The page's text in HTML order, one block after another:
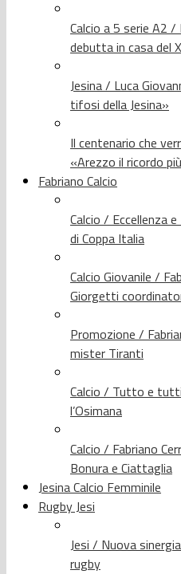
Calcio a 5 serie A2
debutta in casa del
Jesina / Luca
tifosi della Jesina»
Il centenario che
«Arezzo il ricordo
Fabriano Calcio
Calcio / Eccellenza
di Coppa Italia
Calcio Giovanile /
Giorgetti
Promozione /
mister Tiranti
Calcio / Tutto e
l’Osimana
Calcio / Fabriano
Bonura e Ciattaglia
Jesina Calcio Femminile
Rugby Jesi
Jesi / Nuova
rugby